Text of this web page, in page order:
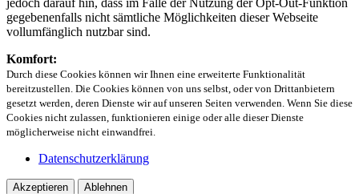
gegebenenfalls nicht sämtliche Möglichkeiten dieser Webseite
vollumfänglich nutzbar sind.
Komfort:
Durch diese Cookies können wir Ihnen eine erweiterte Funktionalität
bereitzustellen. Die Cookies können von uns selbst, oder von Drittanbietern
gesetzt werden, deren Dienste wir auf unseren Seiten verwenden. Wenn Sie diese
Cookies nicht zulassen, funktionieren einige oder alle dieser Dienste
möglicherweise nicht einwandfrei.
Datenschutzerklärung
Akzeptieren Ablehnen